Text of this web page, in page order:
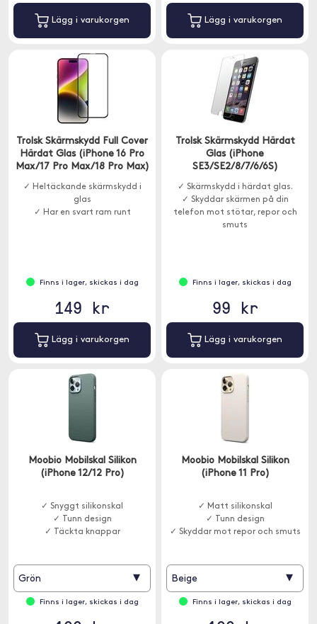
Lägg i varukorgen Lägg i varukorgen
Trolsk Skärmskydd Full Cover
Härdat Glas (iPhone 16 Pro
Max/17 Pro Max/18 Pro Max)
✓ Heltäckande skärmskydd i
glas
✓ Har en svart ram runt
Finns i lager, skickas i dag
149 kr
Lägg i varukorgen
Trolsk Skärmskydd Härdat
Glas (iPhone
SE3/SE2/8/7/6/6S)
✓ Skärmskydd i härdat glas.
✓ Skyddar skärmen på din
telefon mot stötar, repor och
smuts
Finns i lager, skickas i dag
99 kr
Lägg i varukorgen
Moobio Mobilskal Silikon
(iPhone 12/12 Pro)
✓ Snyggt silikonskal
✓ Tunn design
✓ Täckta knappar
Grön ▾
Finns i lager, skickas i dag
Moobio Mobilskal Silikon
(iPhone 11 Pro)
✓ Matt silikonskal
✓ Tunn design
✓ Skyddar mot repor och smuts
Beige ▾
Finns i lager, skickas i dag